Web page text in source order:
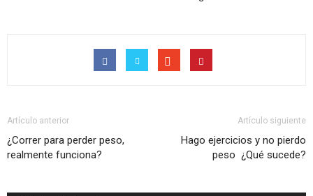
Artículo anterior
¿Correr para perder peso,
realmente funciona?
Artículo siguiente
Hago ejercicios y no pierdo
peso ¿Qué sucede?